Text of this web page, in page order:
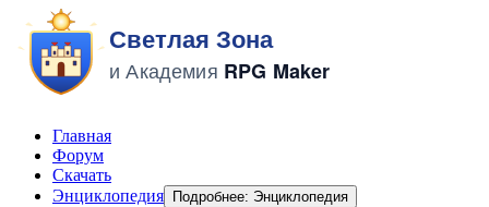
Главная
Форум
Скачать
Энциклопедия
Подробнее: Энциклопедия